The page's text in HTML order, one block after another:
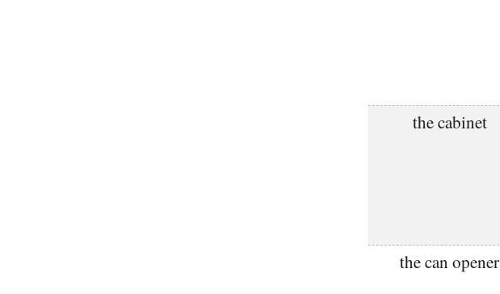
the cabinet
the can opener